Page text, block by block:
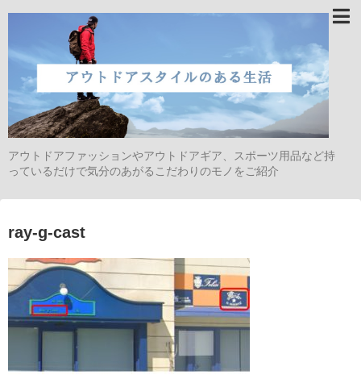
アウトドアファッションやアウトドアギア、スポーツ用品など持
っているだけで気分のあがるこだわりのモノをご紹介
ray-g-cast